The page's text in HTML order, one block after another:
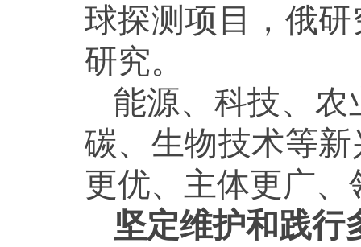
球探测项目，俄
研究。
能源、科技、
碳、生物技术等
更优、主体更广
坚定维护和践行